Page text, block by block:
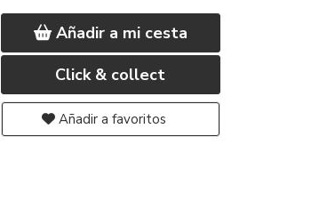
Añadir a mi cesta
Click & collect
Añadir a favoritos